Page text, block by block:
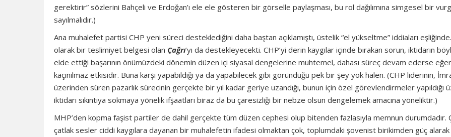
gerektirir” sözlerini Bahçeli ve Erdoğan’ı ele ele gösteren bir görselle paylaşması, bu rol dağılımına simgesel bir
sayılmalıdır.)
Ana muhalefet partisi CHP yeni süreci desteklediğini daha baştan açıklamıştı, üstelik “el yükseltme” iddiaları
olarak bir teslimiyet belgesi olan Çağrı’yı da destekleyecekti. CHP’yi derin kaygılar içinde bırakan sorun, iktidarın
elde ettiği başarının önümüzdeki dönemin düzen içi siyasal dengelerine muhtemel, dahası süreç devam ederse eğer
kaçınılmaz etkisidir. Buna karşı yapabildiği ya da yapabilecek gibi göründüğü pek bir şey yok halen. (CHP liderinin,
üzerinden süren pazarlık sürecinin gerçekte bir yıl kadar geriye uzandığı, bunun için özel görevlendirmeler yapıldığı
iktidarı sıkıntıya sokmaya yönelik ifşaatları biraz da bu çaresizliği bir nebze olsun dengelemek amacına yöneliktir.)
MHP’den kopma faşist partiler de dahil gerçekte tüm düzen cephesi olup bitenden fazlasıyla memnun durumdadır.
çatlak sesler ciddi kaygılara dayanan bir muhalefetin ifadesi olmaktan çok, toplumdaki şovenist birikimden güç